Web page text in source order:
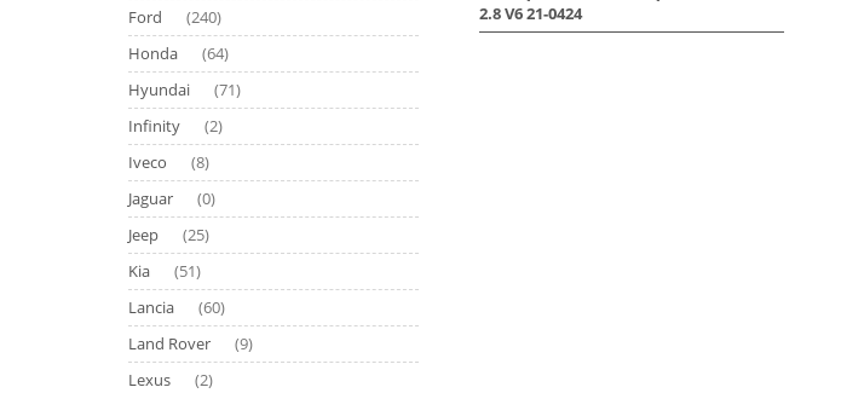
Ford (240)
Honda (64)
Hyundai (71)
Infinity (2)
Iveco (8)
Jaguar (0)
Jeep (25)
Kia (51)
Lancia (60)
Land Rover (9)
Lexus (2)
2.8 V6 21-0424